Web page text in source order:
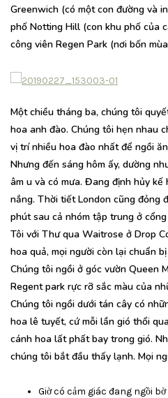
Greenwich (có một con đường và
phố Notting Hill (con khu phố của
công viên Regen Park (nơi bốn
Một chiều tháng ba, chúng tôi
hoa anh đào. Chúng tôi hẹn nhau
vị trí nhiều hoa đào nhất để ngồi
Nhưng đến sáng hôm ấy, dường
âm u và có mưa. Đang định hủy
nắng. Thời tiết London cũng đỏng
phút sau cả nhóm tập trung ở
Tôi với Thư qua Waitrose ở Drop
hoa quả, mọi người còn lại chuẩn
Chúng tôi ngồi ở góc vườn Queen
Regent park rực rỡ sắc màu của
Chúng tôi ngồi dưới tán cây có
hoa lê tuyết, cứ mỗi lần gió thổi
cánh hoa lất phất bay trong gió.
chúng tôi bắt đầu thấy lạnh. Mọi
Giờ có cảm giác đang ngồi